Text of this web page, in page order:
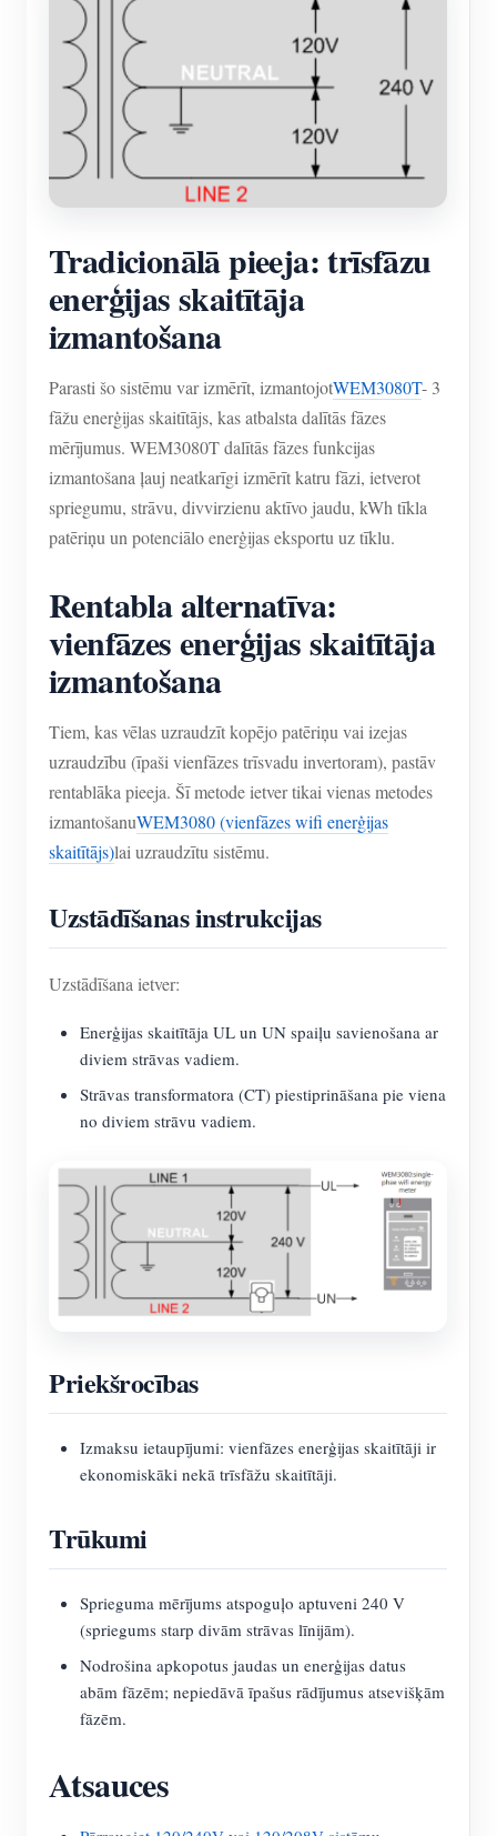
Tradicionālā pieeja: trīsfāzu
enerģijas skaitītāja
izmantošana
Parasti šo sistēmu var izmērīt, izmantojotWEM3080T- 3
fāžu enerģijas skaitītājs, kas atbalsta dalītās fāzes
mērījumus. WEM3080T dalītās fāzes funkcijas
izmantošana ļauj neatkarīgi izmērīt katru fāzi, ietverot
spriegumu, strāvu, divvirzienu aktīvo jaudu, kWh tīkla
patēriņu un potenciālo enerģijas eksportu uz tīklu.
Rentabla alternatīva:
vienfāzes enerģijas skaitītāja
izmantošana
Tiem, kas vēlas uzraudzīt kopējo patēriņu vai izejas
uzraudzību (īpaši vienfāzes trīsvadu invertoram), pastāv
rentablāka pieeja. Šī metode ietver tikai vienas metodes
izmantošanuWEM3080 (vienfāzes wifi enerģijas
skaitītājs)lai uzraudzītu sistēmu.
Uzstādīšanas instrukcijas
Uzstādīšana ietver:
Enerģijas skaitītāja UL un UN spaiļu savienošana ar
diviem strāvas vadiem.
Strāvas transformatora (CT) piestiprināšana pie viena
no diviem strāvu vadiem.
Priekšrocības
Izmaksu ietaupījumi: vienfāzes enerģijas skaitītāji ir
ekonomiskāki nekā trīsfāžu skaitītāji.
Trūkumi
Sprieguma mērījums atspoguļo aptuveni 240 V
(spriegums starp divām strāvas līnijām).
Nodrošina apkopotus jaudas un enerģijas datus
abām fāzēm; nepiedāvā īpašus rādījumus atsevišķām
fāzēm.
Atsauces